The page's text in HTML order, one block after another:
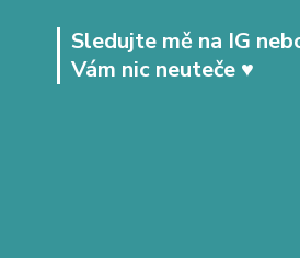
Sledujte mě na IG
Vám nic neuteče ♥